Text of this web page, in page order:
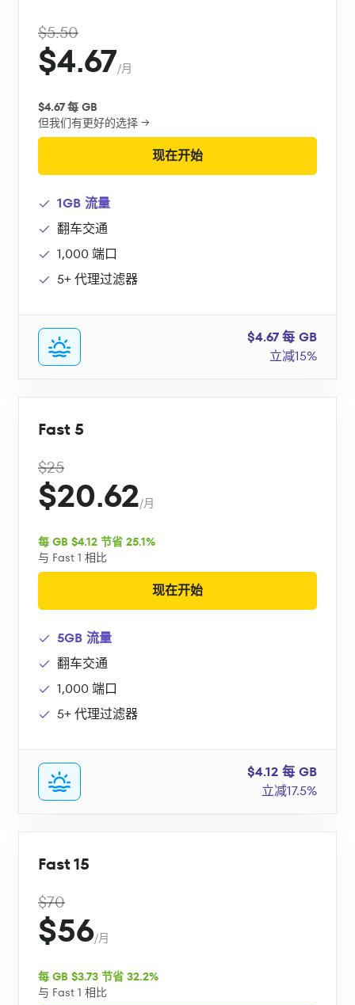
$5.50
$4.67/月
$4.67 每 GB
但我们有更好的选择 →
现在开始
1GB 流量
翻车交通
1,000 端口
5+ 代理过滤器
$4.67 每 GB
立减15%
Fast 5
$25
$20.62/月
每 GB $4.12 节省 25.1%
与 Fast 1 相比
现在开始
5GB 流量
翻车交通
1,000 端口
5+ 代理过滤器
$4.12 每 GB
立减17.5%
Fast 15
$70
$56/月
每 GB $3.73 节省 32.2%
与 Fast 1 相比